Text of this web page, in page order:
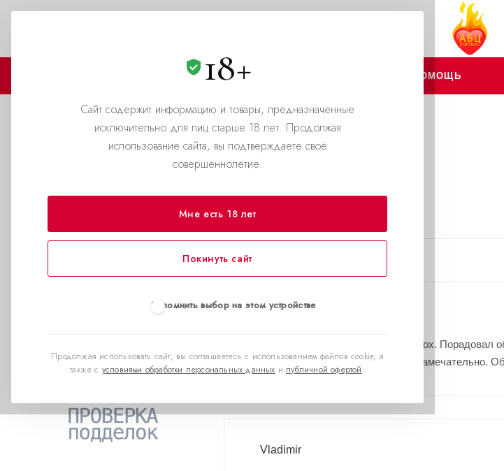
18+
Сайт содержит информацию и товары, предназначенные
исключительно для лиц старше 18 лет. Продолжая
использование сайта, вы подтверждаете своё
совершеннолетие.
Мне есть 18 лет
Покинуть сайт
Запомнить выбор на этом устройстве
Продолжая использовать сайт, вы соглашаетесь с использованием файлов cookie, а
также с условиями обработки персональных данных и публичной офертой.
🛒 КАТАЛОГ 👨🏻‍💻 ПОМОЩЬ
Оставить свой отзыв
➡️Отзывы в Telegramm
ОСТАВИТЬ СВОЙ ОТЗЫВ
Максим
Для вечеринки приобрели Party Box.
порадовал всех, время провели замечательно.
Vladimir